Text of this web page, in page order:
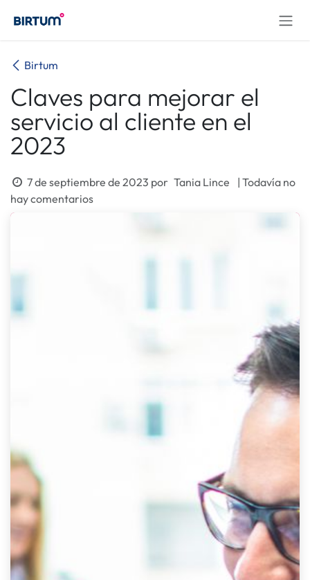
Birtum
Claves para mejorar el
servicio al cliente en el
2023
7 de septiembre de 2023 por Tania Lince
| Todavía no
hay comentarios